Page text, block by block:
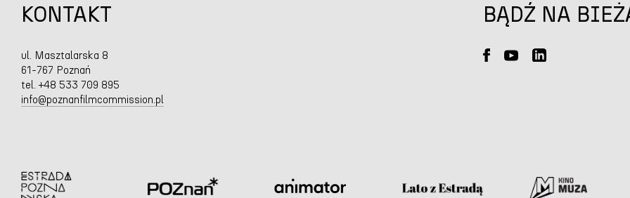
KONTAKT
ul. Masztalarska 8
61-767 Poznań
tel. +48 533 709 895
info@poznanfilmcommission.pl
BĄDŹ NA